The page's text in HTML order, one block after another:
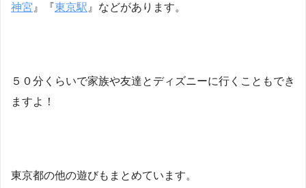
神宮 』『東京駅 』などがあります。
５０分くらいで家族や友達とディズニーに行くこともでき
ますよ！
東京都の他の遊びもまとめています。